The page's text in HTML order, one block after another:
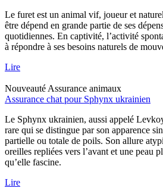
Le furet est un animal vif, joueur et
être dépend en grande partie de ses
quotidiennes. En captivité, l’activité
à répondre à ses besoins naturels de
Lire
Nouveauté Assurance animaux
Assurance chat pour Sphynx ukrainien
Le Sphynx ukrainien, aussi appelé
rare qui se distingue par son apparence
partielle ou totale de poils. Son allure
oreilles repliées vers l’avant et une peau
qu’elle fascine.
Lire